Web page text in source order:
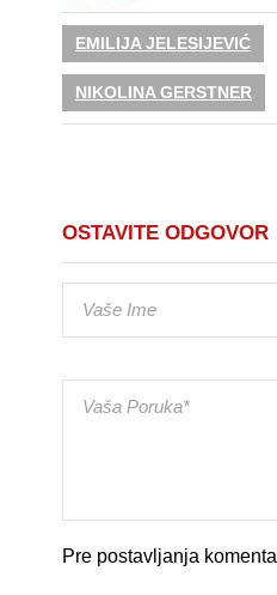
EMILIJA JELESIJEVIĆ
NIKOLINA GERSTNER
OSTAVITE ODGOVOR
Pre postavljanja